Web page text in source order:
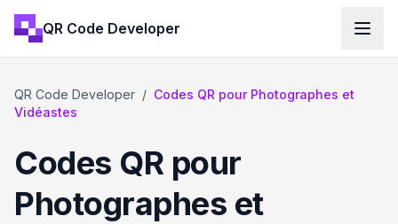
QR Code Developer
QR Code Developer / Codes QR pour Photographes et
Vidéastes
Codes QR pour
Photographes et